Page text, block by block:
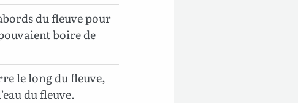
du fleuve pour
boire de
le long du fleuve,
du fleuve.